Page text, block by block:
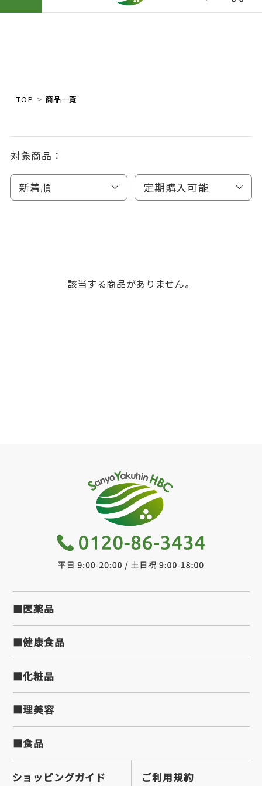
TOP 商品一覧
対象商品：
新着順 定期購入可能
該当する商品がありません。
■医薬品
■健康食品
■化粧品
■理美容
■食品
ショッピングガイド ご利用規約